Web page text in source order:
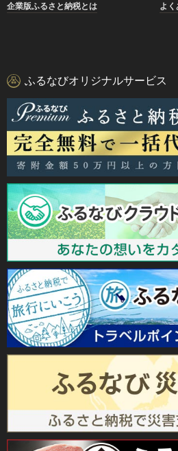
企業版ふるさと納税とは
よ
ふるなびオリジナルサービス